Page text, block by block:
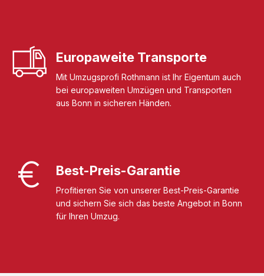
Europaweite Transporte
Mit Umzugsprofi Rothmann ist Ihr Eigentum auch
bei europaweiten Umzügen und Transporten
aus Bonn in sicheren Händen.
Best-Preis-Garantie
Profitieren Sie von unserer Best-Preis-Garantie
und sichern Sie sich das beste Angebot in Bonn
für Ihren Umzug.